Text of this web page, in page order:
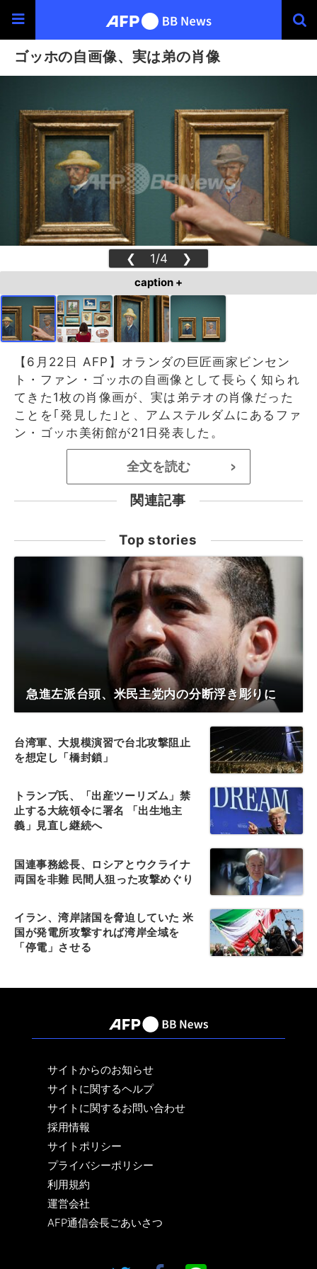
ゴッホの自画像、実は弟の肖像
❮ 1/4 ❯
caption +
【6月22日 AFP】オランダの巨匠画家ビンセン
ト・ファン・ゴッホの自画像として長らく知られ
てきた1枚の肖像画が、実は弟テオの肖像だった
ことを｢発見した｣と、アムステルダムにあるファ
ン・ゴッホ美術館が21日発表した。
全文を読む >
関連記事
Top stories
急進左派台頭、米民主党内の分断浮き彫りに
台湾軍、大規模演習で台北攻撃阻止
を想定し「橋封鎖」
トランプ氏、「出産ツーリズム」禁
止する大統領令に署名 「出生地主
義」見直し継続へ
国連事務総長、ロシアとウクライナ
両国を非難 民間人狙った攻撃めぐり
イラン、湾岸諸国を脅迫していた 米
国が発電所攻撃すれば湾岸全域を
「停電」させる
サイトからのお知らせ
サイトに関するヘルプ
サイトに関するお問い合わせ
採用情報
サイトポリシー
プライバシーポリシー
利用規約
運営会社
AFP通信会長ごあいさつ